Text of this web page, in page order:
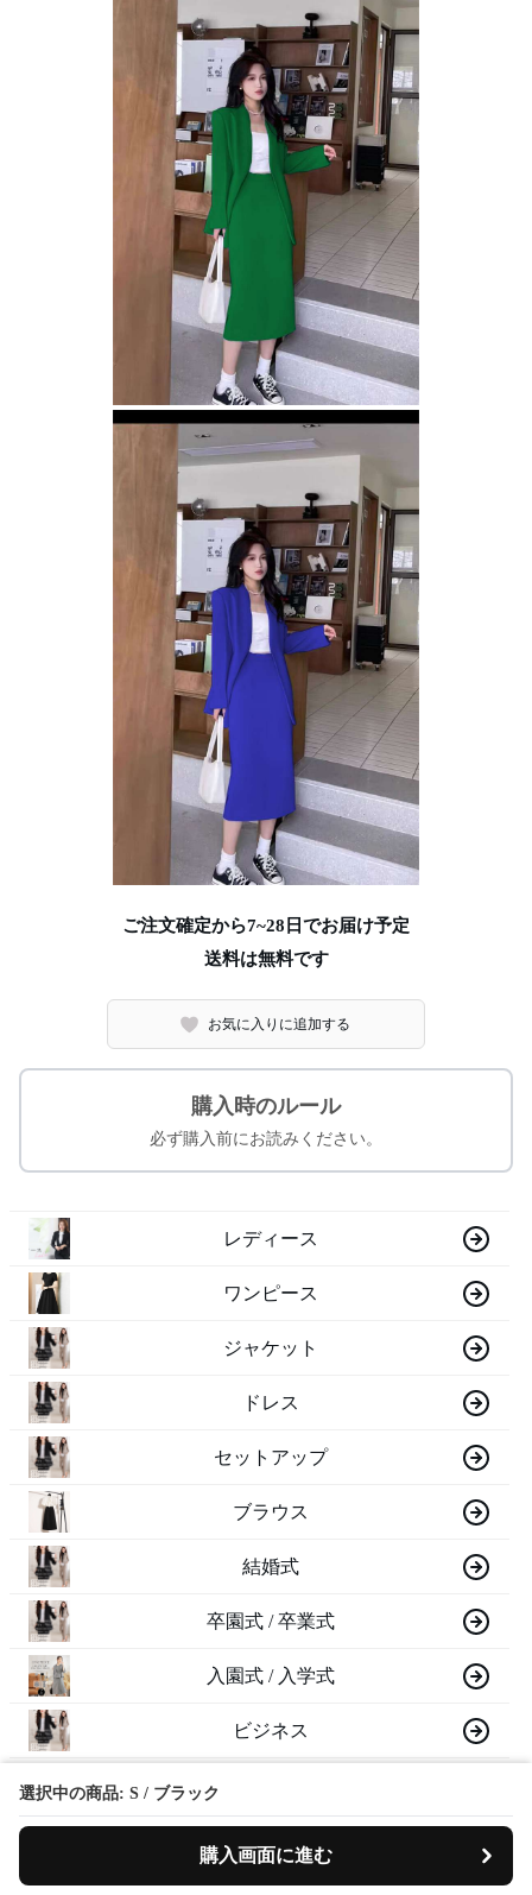
選択中の商品: S / ブラック
購入画面に進む
ご注文確定から7~28日でお届け予定
送料は無料です
お気に入りに追加する
購入時のルール
必ず購入前にお読みください。
レディース
ワンピース
ジャケット
ドレス
セットアップ
ブラウス
結婚式
卒園式 / 卒業式
入園式 / 入学式
ビジネス